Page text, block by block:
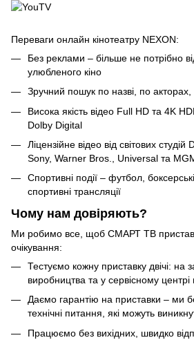
Переваги онлайн кінотеатру NEXON:
Без реклами – більше не потрібно
улюбленого кіно
Зручний пошук по назві, по
Висока якість відео Full HD та 4K
Dolby Digital
Ліцензійне відео від світових
Sony, Warner Bros., Universal та
Спортивні події – футбол,
спортивні трансляції
Чому нам довіряють?
Ми робимо все, щоб СМАРТ ТВ
очікування:
Тестуємо кожну приставку двічі: на
виробництва та у сервісному
Даємо гарантію на приставки – ми
технічні питання, які можуть
Працюємо без вихідних, швидко